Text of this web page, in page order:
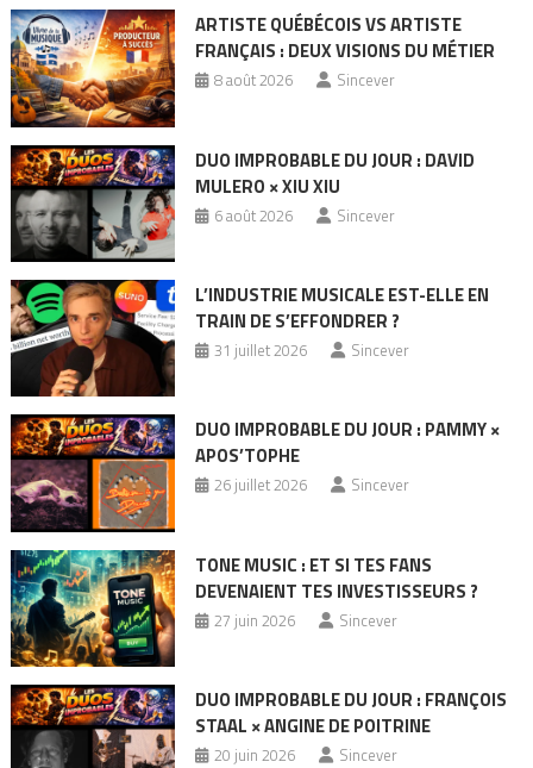
ARTISTE QUÉBÉCOIS VS ARTISTE
FRANÇAIS : DEUX VISIONS DU MÉTIER
8 août 2026 Sincever
DUO IMPROBABLE DU JOUR : DAVID
MULERO × XIU XIU
6 août 2026 Sincever
L’INDUSTRIE MUSICALE EST-ELLE EN
TRAIN DE S’EFFONDRER ?
31 juillet 2026 Sincever
DUO IMPROBABLE DU JOUR : PAMMY ×
APOS’TOPHE
26 juillet 2026 Sincever
TONE MUSIC : ET SI TES FANS
DEVENAIENT TES INVESTISSEURS ?
27 juin 2026 Sincever
DUO IMPROBABLE DU JOUR : FRANÇOIS
STAAL × ANGINE DE POITRINE
20 juin 2026 Sincever